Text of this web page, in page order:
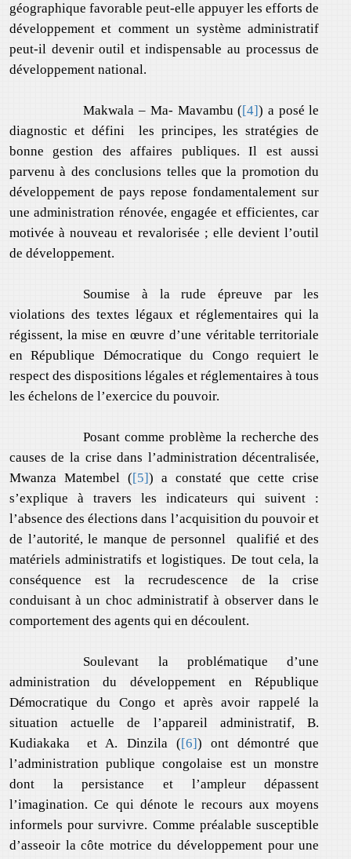
géographique favorable peut-elle appuyer les efforts de
développement et comment un système administratif
peut-il devenir outil et indispensable au processus de
développement national.
Makwala – Ma- Mavambu ([4]) a posé le
diagnostic et défini les principes, les stratégies de
bonne gestion des affaires publiques. Il est aussi
parvenu à des conclusions telles que la promotion du
développement de pays repose fondamentalement sur
une administration rénovée, engagée et efficientes, car
motivée à nouveau et revalorisée ; elle devient l’outil
de développement.
Soumise à la rude épreuve par les
violations des textes légaux et réglementaires qui la
régissent, la mise en œuvre d’une véritable territoriale
en République Démocratique du Congo requiert le
respect des dispositions légales et réglementaires à tous
les échelons de l’exercice du pouvoir.
Posant comme problème la recherche des
causes de la crise dans l’administration décentralisée,
Mwanza Matembel ([5]) a constaté que cette crise
s’explique à travers les indicateurs qui suivent :
l’absence des élections dans l’acquisition du pouvoir et
de l’autorité, le manque de personnel qualifié et des
matériels administratifs et logistiques. De tout cela, la
conséquence est la recrudescence de la crise
conduisant à un choc administratif à observer dans le
comportement des agents qui en découlent.
Soulevant la problématique d’une
administration du développement en République
Démocratique du Congo et après avoir rappelé la
situation actuelle de l’appareil administratif, B.
Kudiakaka et A. Dinzila ([6]) ont démontré que
l’administration publique congolaise est un monstre
dont la persistance et l’ampleur dépassent
l’imagination. Ce qui dénote le recours aux moyens
informels pour survivre. Comme préalable susceptible
d’asseoir la côte motrice du développement pour une